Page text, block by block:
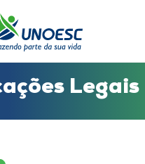
ao Estudante
Legais